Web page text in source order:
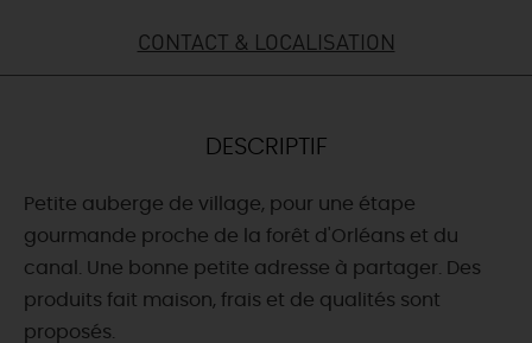
DEMAIN
CE WEEK-END
CETTE SEMAINE
TOUT L'AGENDA
CONTACT & LOCALISATION
DESCRIPTIF
Petite auberge de village, pour une étape
gourmande proche de la forêt d'Orléans et du
canal. Une bonne petite adresse à partager. Des
produits fait maison, frais et de qualités sont
proposés.